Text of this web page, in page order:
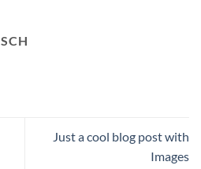
Just a cool blog post with
Images